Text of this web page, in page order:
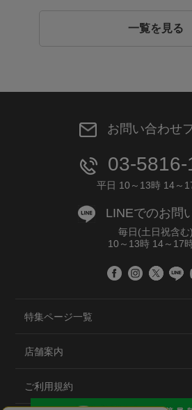
一覧を見る
お問い合わせ
03-5816-
平日 10～13時 14～
LINEでのお問
毎日(土日祝含む)
10～13時 14～17
特集ページ一覧
店舗案内
ご利用規約